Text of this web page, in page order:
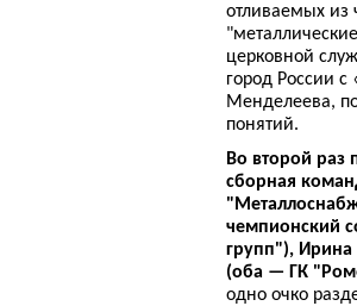
отливаемых из
церковной
город России
Менделеева,
понятий.
Во второй раз
сборная
чемпионский
групп"), Ирина
(оба — ГК
одно очко